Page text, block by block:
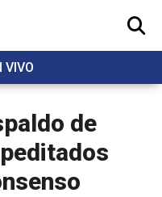
VIVO
BUSCAR
de